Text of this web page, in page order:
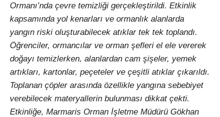
Ormanı’nda çevre temizliği gerçekleştirildi. Etkinlik
kapsamında yol kenarları ve ormanlık alanlarda
yangın riski oluşturabilecek atıklar tek tek toplandı.
Öğrenciler, ormancılar ve orman şefleri el ele vererek
doğayı temizlerken, alanlardan cam şişeler, yemek
artıkları, kartonlar, peçeteler ve çeşitli atıklar çıkarıldı.
Toplanan çöpler arasında özellikle yangına sebebiyet
verebilecek materyallerin bulunması dikkat çekti.
Etkinliğe, Marmaris Orman İşletme Müdürü Gökhan